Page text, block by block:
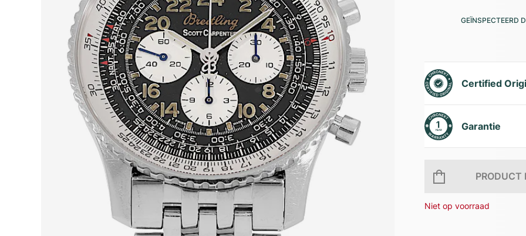
GEÏNSPECTEERD
Certified
Garantie
PRODUCT
Niet op voorraad